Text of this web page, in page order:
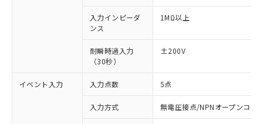
入力インピーダ
ンス
1MΩ以上
耐瞬時過入力
（30秒）
±200V
イベント入力 入力点数 5点
入力方式 無電圧接点/NPNオープンコレ